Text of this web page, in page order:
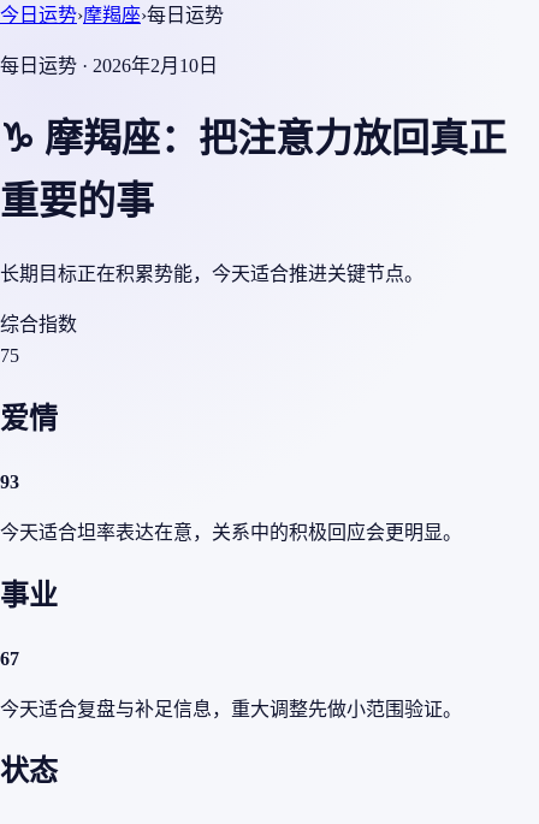
今日运势›摩羯座›每日运势
每日运势 · 2026年2月10日
♑ 摩羯座：把注意力放回真正
重要的事
长期目标正在积累势能，今天适合推进关键节点。
综合指数
75
爱情
93
今天适合坦率表达在意，关系中的积极回应会更明显。
事业
67
今天适合复盘与补足信息，重大调整先做小范围验证。
状态